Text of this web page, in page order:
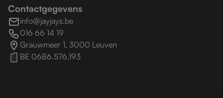
Contactgegevens
info@jayjays.be
016 66 14 19
Grauwmeer 1, 3000 Leuven
BE 0686.576.193